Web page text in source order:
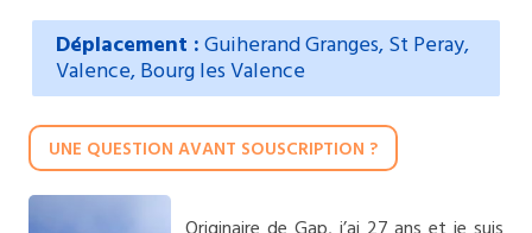
Déplacement :Guiherand Granges, St Peray,
Valence, Bourg les Valence
UNE QUESTION AVANT SOUSCRIPTION ?